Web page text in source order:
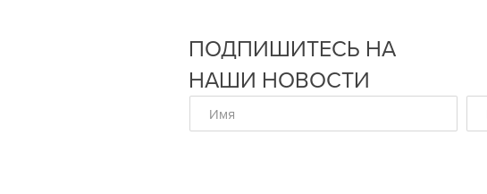
ПОДПИШИТЕСЬ НА
НАШИ НОВОСТИ